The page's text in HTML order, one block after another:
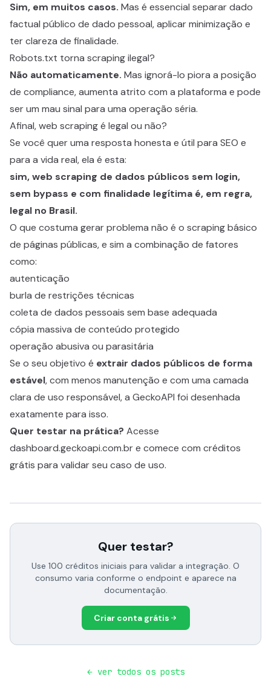
Sim, em muitos casos. Mas é essencial separar dado
factual público de dado pessoal, aplicar minimização e
ter clareza de finalidade.
Robots.txt torna scraping ilegal?
Não automaticamente. Mas ignorá-lo piora a posição
de compliance, aumenta atrito com a plataforma e pode
ser um mau sinal para uma operação séria.
Afinal, web scraping é legal ou não?
Se você quer uma resposta honesta e útil para SEO e
para a vida real, ela é esta:
sim, web scraping de dados públicos sem login,
sem bypass e com finalidade legítima é, em regra,
legal no Brasil.
O que costuma gerar problema não é o scraping básico
de páginas públicas, e sim a combinação de fatores
como:
autenticação
burla de restrições técnicas
coleta de dados pessoais sem base adequada
cópia massiva de conteúdo protegido
operação abusiva ou parasitária
Se o seu objetivo é extrair dados públicos de forma
estável, com menos manutenção e com uma camada
clara de uso responsável, a GeckoAPI foi desenhada
exatamente para isso.
Quer testar na prática? Acesse
dashboard.geckoapi.com.bre comece com créditos
grátis para validar seu caso de uso.
Quer testar?
Use 100 créditos iniciais para validar a integração. O
consumo varia conforme o endpoint e aparece na
documentação.
Criar conta grátis
← ver todos os posts